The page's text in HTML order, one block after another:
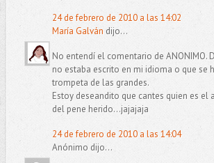
24 de febrero de 2010 a las 14:02
María Galván dijo...
No entendí el comentario de ANONIMO.
no estaba escrito en mi idioma o que se
trompeta de las grandes.
Estoy deseandito que cantes quien es el
del pene herido...jajajaja
24 de febrero de 2010 a las 14:04
Anónimo dijo...